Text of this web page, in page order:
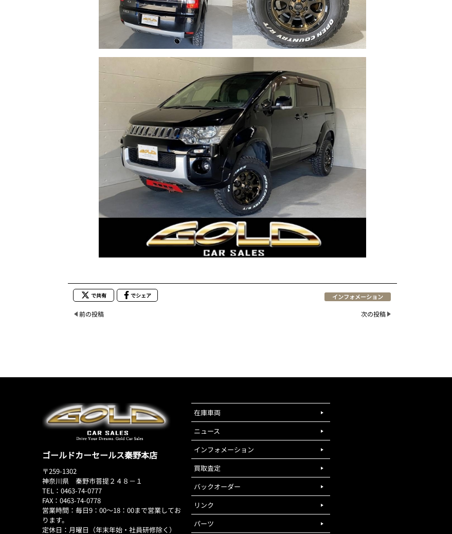
で共有 でシェア インフォメーション
前の投稿 次の投稿
ゴールドカーセールス秦野本店
〒259-1302
神奈川県 秦野市菩提２４８－１
TEL：0463-74-0777
FAX：0463-74-0778
営業時間：毎日9：00～18：00まで営業してお
ります。
定休日：月曜日（年末年始・社員研修除く）
在庫車両
ニュース
インフォメーション
買取査定
バックオーダー
リンク
パーツ